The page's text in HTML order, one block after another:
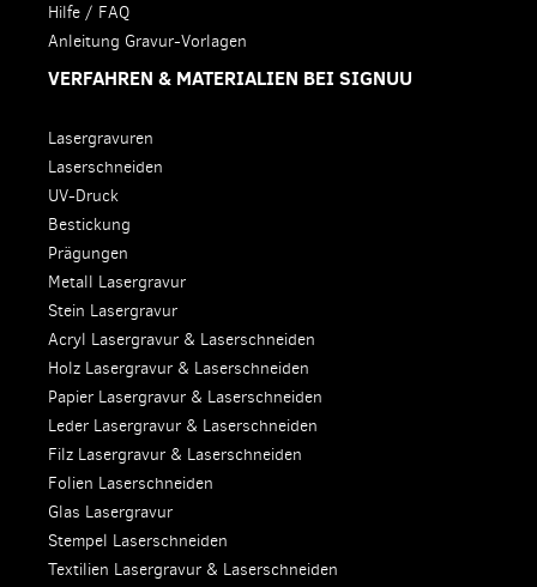
Hilfe / FAQ
Anleitung Gravur-Vorlagen
VERFAHREN & MATERIALIEN BEI SIGNUU
Lasergravuren
Laserschneiden
UV-Druck
Bestickung
Prägungen
Metall Lasergravur
Stein Lasergravur
Acryl Lasergravur & Laserschneiden
Holz Lasergravur & Laserschneiden
Papier Lasergravur & Laserschneiden
Leder Lasergravur & Laserschneiden
Filz Lasergravur & Laserschneiden
Folien Laserschneiden
Glas Lasergravur
Stempel Laserschneiden
Textilien Lasergravur & Laserschneiden